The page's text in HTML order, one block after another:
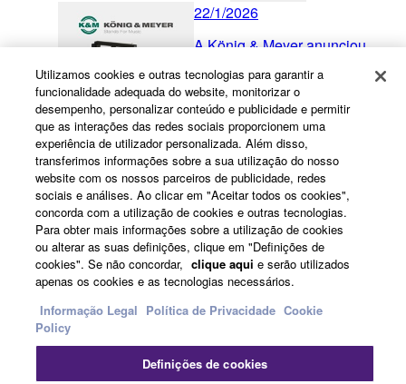
22/1/2026
A König & Meyer anunciou
um novo produto para
colunas Yamaha: o suporte
de parede 19450. Consulte a
página Suporte Geral para
Colunas, onde se encontram
todos os detalhes.
Audio Mixers
Speakers
Portable PA Systems
Accessories
Music & Audio Production
Accessories Portable PA
Portable PA Systems
Accessories
Utilizamos cookies e outras tecnologias para garantir a
funcionalidade adequada do website, monitorizar o
desempenho, personalizar conteúdo e publicidade e permitir
que as interações das redes sociais proporcionem uma
experiência de utilizador personalizada. Além disso,
transferimos informações sobre a sua utilização do nosso
website com os nossos parceiros de publicidade, redes
sociais e análises. Ao clicar em "Aceitar todos os cookies",
concorda com a utilização de cookies e outras tecnologias.
Para obter mais informações sobre a utilização de cookies
ou alterar as suas definições, clique em "Definições de
cookies". Se não concordar, clique aqui e serão utilizados
apenas os cookies e as tecnologias necessários.
Informação Legal Política de Privacidade Cookie
Policy
Definições de cookies